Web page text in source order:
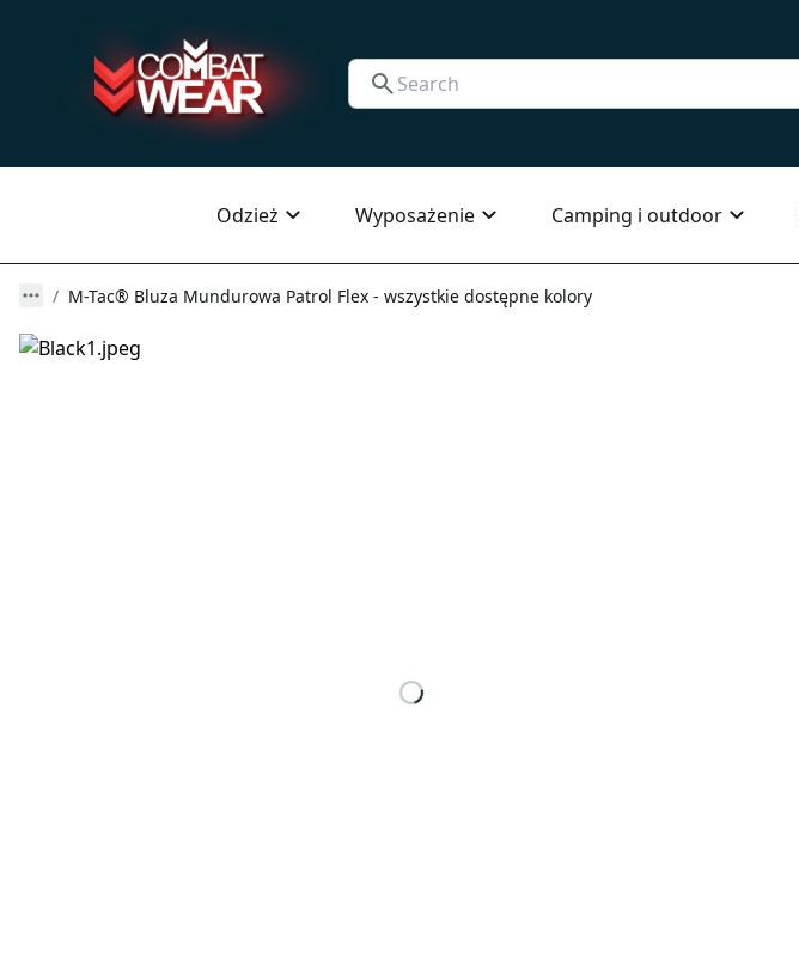
Odzież Wyposażenie Camping i outdoor
M-Tac® Bluza Mundurowa Patrol Flex - wszystkie dostępne kolory